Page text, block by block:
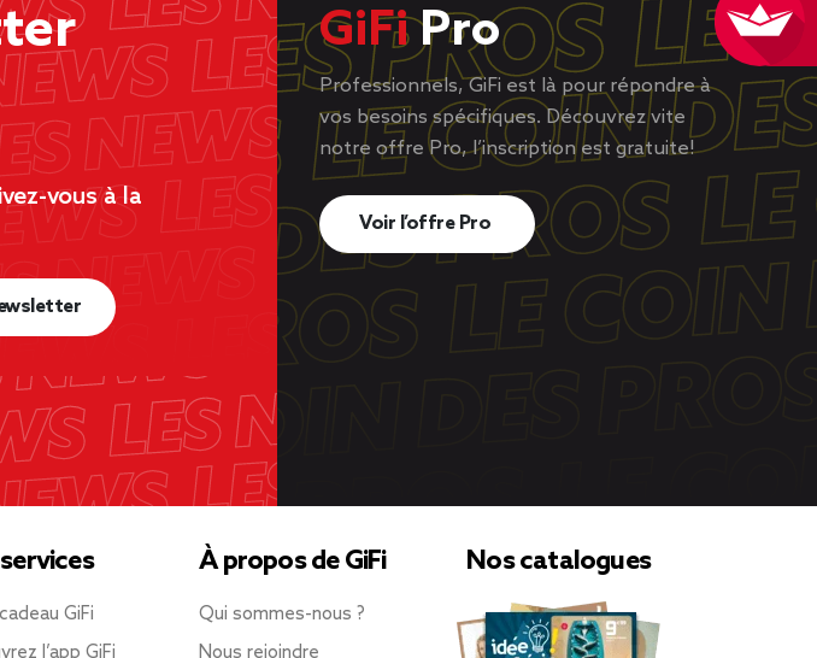
vous à la
GiFiPro
Professionnels, GiFi est là pour répondre à
vos besoins spécifiques. Découvrez vite
notre offre Pro, l’inscription est gratuite!
Voir l’offre Pro
GiFi
l’app GiFi
À propos de GiFi
Qui sommes-nous ?
Nous rejoindre
Nos catalogues